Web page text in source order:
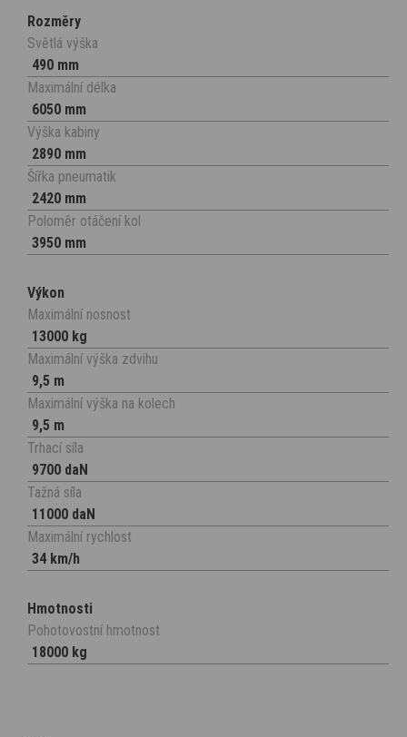
Rozměry
Světlá výška
490 mm
Maximální délka
6050 mm
Výška kabiny
2890 mm
Šířka pneumatik
2420 mm
Poloměr otáčení kol
3950 mm
Výkon
Maximální nosnost
13000 kg
Maximální výška zdvihu
9,5 m
Maximální výška na kolech
9,5 m
Trhací síla
9700 daN
Tažná síla
11000 daN
Maximální rychlost
34 km/h
Hmotnosti
Pohotovostní hmotnost
18000 kg